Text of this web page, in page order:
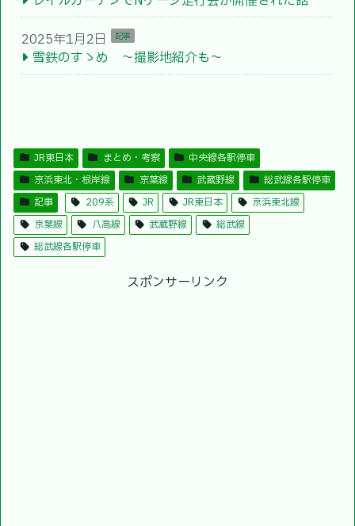
2025年1月2日 記事
雪鉄のすゝめ 〜撮影地紹介も〜
JR東日本 まとめ・考察
中央線各駅停車
京浜東北・根岸線
京葉線 武蔵野線
総武線各駅停車
記事
209系 JR JR東日本
京浜東北線
京葉線
八高線 武蔵野線
総武線
総武線各駅停車
スポンサーリンク